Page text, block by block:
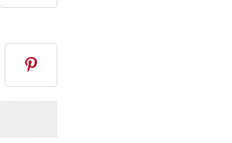
Fez esta